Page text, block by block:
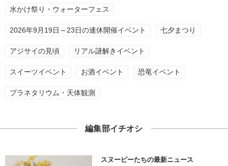
水かけ祭り・ウォーターフェス
2026年9月19日～23日の連休開催イベント 七夕まつり
アジサイの見頃 リアル謎解きイベント
スイーツイベント お酒イベント 恐竜イベント
プラネタリウム・天体観測
編集部イチオシ
スヌーピーたちの最新ニュース